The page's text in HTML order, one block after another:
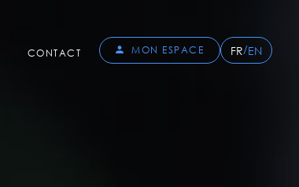
CONTACT MON ESPACE FR/EN